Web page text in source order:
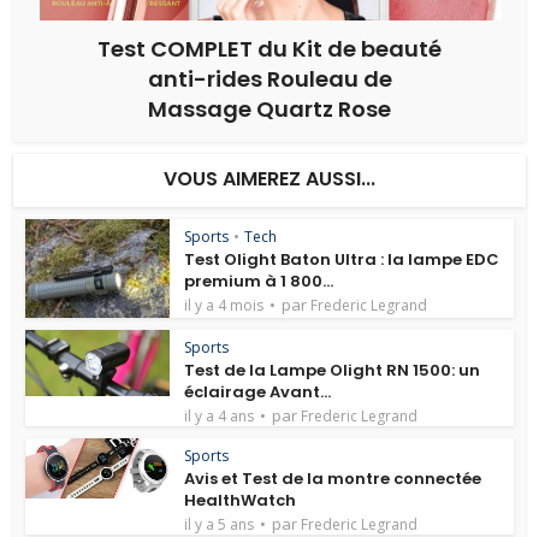
Test COMPLET du Kit de beauté
anti-rides Rouleau de
Massage Quartz Rose
VOUS AIMEREZ AUSSI...
Sports • Tech
Test Olight Baton Ultra : la lampe EDC
premium à 1 800...
il y a 4 mois par Frederic Legrand
Sports
Test de la Lampe Olight RN 1500: un
éclairage Avant...
il y a 4 ans par Frederic Legrand
Sports
Avis et Test de la montre connectée
HealthWatch
il y a 5 ans par Frederic Legrand